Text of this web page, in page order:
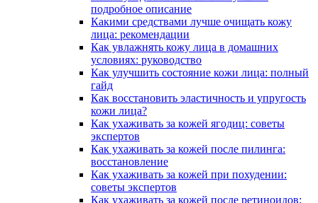
подробное описание
Какими средствами лучше очищать кожу
лица: рекомендации
Как увлажнять кожу лица в домашних
условиях: руководство
Как улучшить состояние кожи лица: полный
гайд
Как восстановить эластичность и упругость
кожи лица?
Как ухаживать за кожей ягодиц: советы
экспертов
Как ухаживать за кожей после пилинга:
восстановление
Как ухаживать за кожей при похудении:
советы экспертов
Как ухаживать за кожей после ретиноидов: